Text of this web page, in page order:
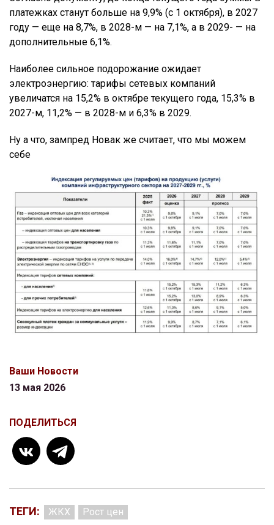
платежках станут больше на 9,9% (с 1 октября), в 2027
году — еще на 8,7%, в 2028-м — на 7,1%, а в 2029- — на
дополнительные 6,1%.
Наиболее сильное подорожание ожидает
электроэнергию: тарифы сетевых компаний
увеличатся на 15,2% в октябре текущего года, 15,3% в
2027-м, 11,2% — в 2028-м и 6,3% в 2029.
Ну а что, зампред Новак же считает, что мы можем
себе
Ваши Новости
13 мая 2026
ПОДЕЛИТЬСЯ
ТЕГИ: ЖКХ Рост цен